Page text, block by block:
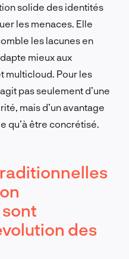
solide des identités
les menaces. Elle
les lacunes en
mieux aux
multicloud. Pour les
pas seulement d’une
mais d’un avantage
qu’à être concrétisé.
des